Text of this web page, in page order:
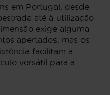
em Portugal, desde
até à utilização
exige alguma
apertados, mas os
facilitam a
versátil para a